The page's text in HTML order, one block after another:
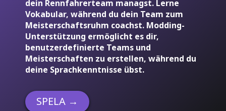
dein Rennfahrerteam managst. Lerne
Vokabular, während du dein Team zum
Meisterschaftsruhm coachst. Modding-
Unterstützung ermöglicht es dir,
benutzerdefinierte Teams und
Meisterschaften zu erstellen, während du
deine Sprachkenntnisse übst.
SPELA →